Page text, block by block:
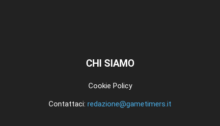
CHI SIAMO
Cookie Policy
Contattaci: redazione@gametimers.it